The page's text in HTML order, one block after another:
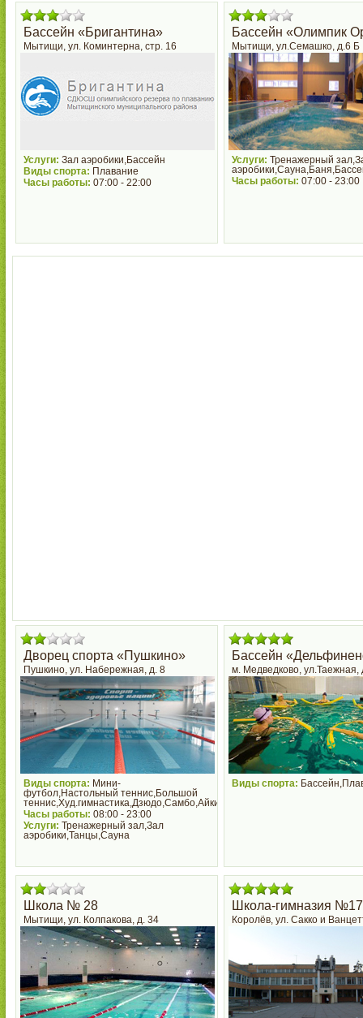
Бассейн «Бригантина»
Мытищи, ул. Коминтерна, стр. 16
Услуги: Зал аэробики,Бассейн
Виды спорта: Плавание
Часы работы: 07:00 - 22:00
Бассейн «Олимпик
Мытищи, ул.Семашко, д.6 Б
Услуги: Тренажерный
Часы работы: 07:00 - 23:00
Дворец спорта «Пушкино»
Пушкино, ул. Набережная, д. 8
Виды спорта: Мини-
футбол,Настольный теннис,Большой
теннис,Худ.гимнастика,Дзюдо,Самбо,Айкидо,Бассейн,Плавание
Часы работы: 08:00 - 23:00
Услуги: Тренажерный зал,Зал
аэробики,Танцы,Сауна
Бассейн
м. Медведково, ул.Таежная,
Виды спорта:
Школа № 28
Мытищи, ул. Колпакова, д. 34
Школа-гимназия №17
Королёв, ул. Сакко и